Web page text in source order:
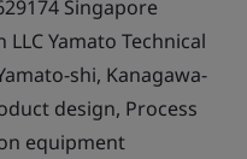
Singapore
Yamato Technical
shi, Kanagawa-
design, Process
equipment